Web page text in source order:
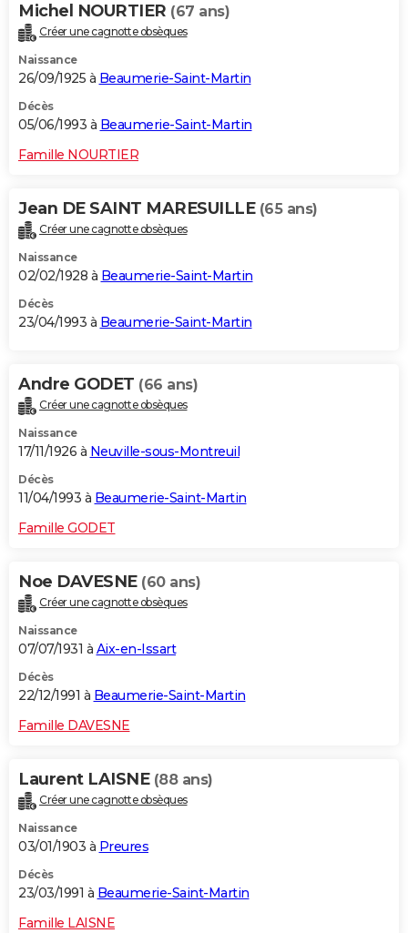
Michel NOURTIER (67 ans)
Créer une cagnotte obsèques
Naissance
26/09/1925 à Beaumerie-Saint-Martin
Décès
05/06/1993 à Beaumerie-Saint-Martin
Famille NOURTIER
Jean DE SAINT MARESUILLE (65 ans)
Créer une cagnotte obsèques
Naissance
02/02/1928 à Beaumerie-Saint-Martin
Décès
23/04/1993 à Beaumerie-Saint-Martin
Andre GODET (66 ans)
Créer une cagnotte obsèques
Naissance
17/11/1926 à Neuville-sous-Montreuil
Décès
11/04/1993 à Beaumerie-Saint-Martin
Famille GODET
Noe DAVESNE (60 ans)
Créer une cagnotte obsèques
Naissance
07/07/1931 à Aix-en-Issart
Décès
22/12/1991 à Beaumerie-Saint-Martin
Famille DAVESNE
Laurent LAISNE (88 ans)
Créer une cagnotte obsèques
Naissance
03/01/1903 à Preures
Décès
23/03/1991 à Beaumerie-Saint-Martin
Famille LAISNE